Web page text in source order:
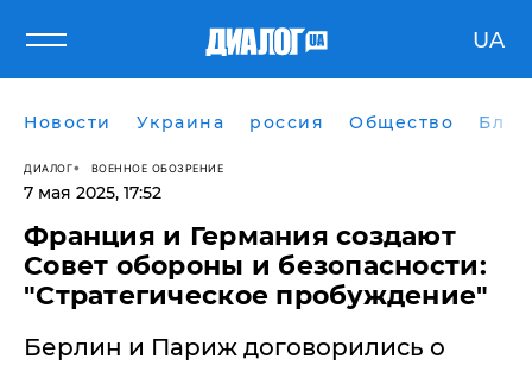
UA
Новости Украина россия Общество
ДИАЛОГ ВОЕННОЕ ОБОЗРЕНИЕ
7 мая 2025, 17:52
​Франция и Германия создают
Совет обороны и безопасности:
"Стратегическое пробуждение"
Берлин и Париж договорились о